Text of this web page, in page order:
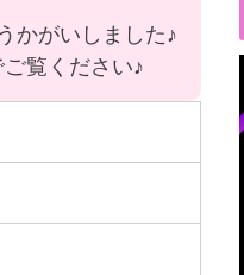
かがいしました♪
覧ください♪